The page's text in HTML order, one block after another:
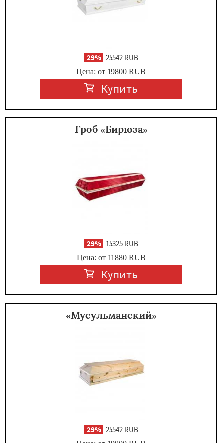
-29%25542 RUB
Цена: от 19800 RUB
Купить
Гроб «Бирюза»
-29%15325 RUB
Цена: от 11880 RUB
Купить
«Мусульманский»
-29%25542 RUB